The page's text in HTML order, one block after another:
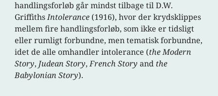
handlingsforløb går mindst tilbage til D.W.
GriffithsIntolerance (1916), hvor der krydsklippes
mellem fire handlingsforløb, som ikke er tidsligt
eller rumligt forbundne, men tematisk forbundne,
idet de alle omhandler intolerance (the Modern
Story, Judean Story,French Story and the
Babylonian Story).